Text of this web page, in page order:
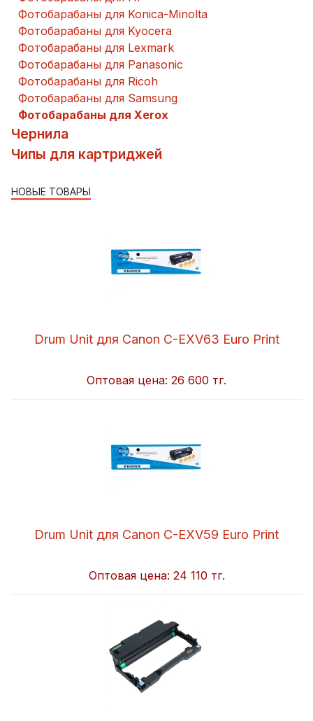
Фотобарабаны для Konica-Minolta
Фотобарабаны для Kyocera
Фотобарабаны для Lexmark
Фотобарабаны для Panasonic
Фотобарабаны для Ricoh
Фотобарабаны для Samsung
Фотобарабаны для Xerox
Чернила
Чипы для картриджей
НОВЫЕ ТОВАРЫ
Drum Unit для Canon C-EXV63 Euro Print
Оптовая цена: 26 600 тг.
Drum Unit для Canon C-EXV59 Euro Print
Оптовая цена: 24 110 тг.